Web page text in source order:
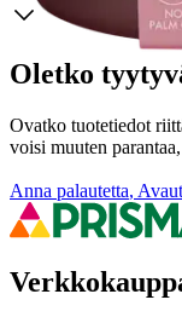
Oletko
Ovatko tuotetiedot
voisi muuten
Anna palautetta,